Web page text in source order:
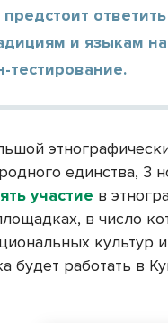
и языкам
тестирование.
единства, 3
участие в
в число
культур
будет работать в